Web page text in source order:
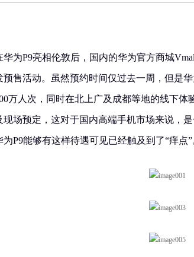
华为P9亮相伦敦后，国内的华为官方商城
预售活动。虽然预约时间仅过去一周，但是
万人次，同时在北上广及成都等地的线下
现场预定，这对于国内高端手机市场来说，
为P9能够有这样待遇可见已经触及到了“痒点”